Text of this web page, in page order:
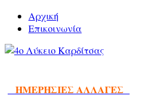
Αρχική
Επικοινωνία
ΗΜΕΡΗΣΙΕΣ ΑΛΛΑΓΕΣ